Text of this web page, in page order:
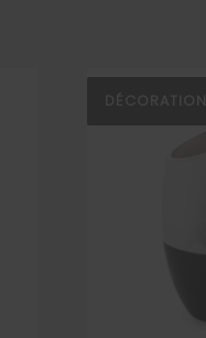
DÉCORATION